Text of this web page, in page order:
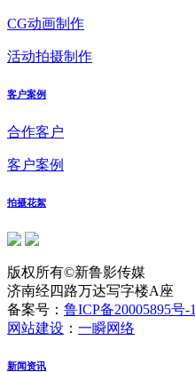
CG动画制作
活动拍摄制作
客户案例
合作客户
客户案例
拍摄花絮
版权所有©新鲁影传媒
济南经四路万达写字楼A座
备案号： 鲁ICP备20005895号-1
网站建设 ： 一瞬网络
新闻资讯